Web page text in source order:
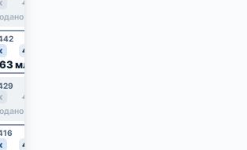
41.2
41.2
млн
41.2
41.2